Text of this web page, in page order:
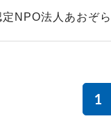
定NPO法人あおぞ
1